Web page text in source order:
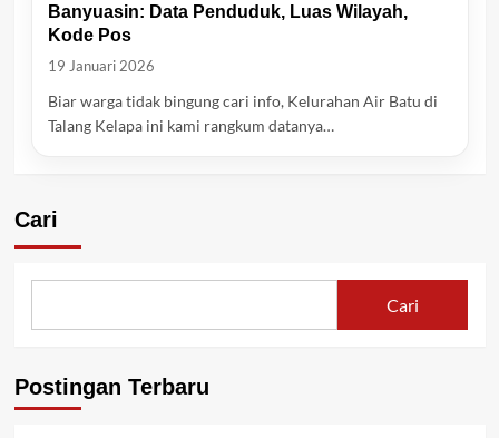
Banyuasin: Data Penduduk, Luas Wilayah,
Kode Pos
19 Januari 2026
Biar warga tidak bingung cari info, Kelurahan Air Batu di
Talang Kelapa ini kami rangkum datanya…
Cari
Cari
Postingan Terbaru